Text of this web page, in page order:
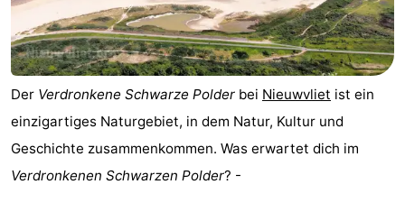
Mühlen
-
Aussichtspunkte
Attraktionen
-
Rundfahrten
-
Spielplätze
-
Der Verdronkene Schwarze Polder bei Nieuwvliet ist ein
einzigartiges Naturgebiet, in dem Natur, Kultur und
Geschichte zusammenkommen. Was erwartet dich im
Verdronkenen Schwarzen Polder? -